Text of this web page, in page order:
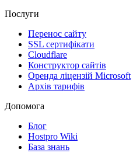
Послуги
Перенос сайту
SSL сертифікати
Clоudflare
Конструктор сайтів
Оренда ліцензій Microsoft
Архів тарифів
Допомога
Блог
Hostpro Wiki
База знань